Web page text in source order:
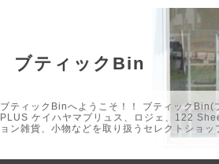
ブティックBin
ブティックBinへようこそ！！ ブティック
PLUS ケイハヤマプリュス、ロジェ、122
ョン雑貨、小物などを取り扱うセレクトショ